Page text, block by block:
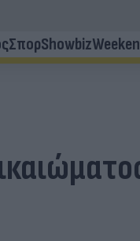
ΣπορShowbiz